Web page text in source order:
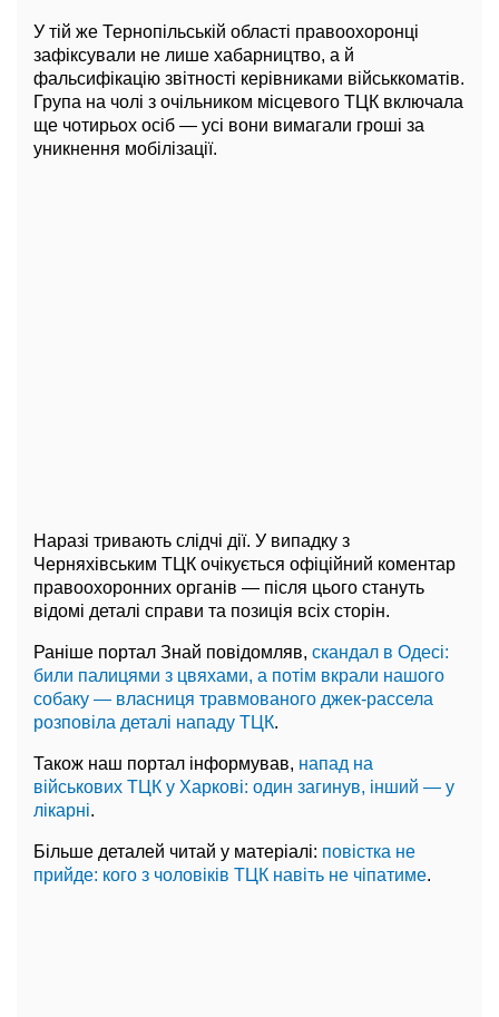
У тій же Тернопільській області правоохоронці
зафіксували не лише хабарництво, а й
фальсифікацію звітності керівниками військкоматів.
Група на чолі з очільником місцевого ТЦК включала
ще чотирьох осіб — усі вони вимагали гроші за
уникнення мобілізації.
Наразі тривають слідчі дії. У випадку з
Черняхівським ТЦК очікується офіційний коментар
правоохоронних органів — після цього стануть
відомі деталі справи та позиція всіх сторін.
Раніше портал Знай повідомляв, скандал в Одесі:
били палицями з цвяхами, а потім вкрали нашого
собаку — власниця травмованого джек-рассела
розповіла деталі нападу ТЦК.
Також наш портал інформував, напад на
військових ТЦК у Харкові: один загинув, інший — у
лікарні.
Більше деталей читай у матеріалі: повістка не
прийде: кого з чоловіків ТЦК навіть не чіпатиме.